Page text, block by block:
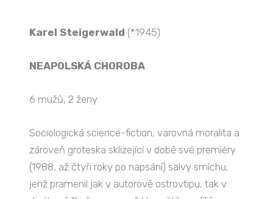
Karel Steigerwald (*1945)
NEAPOLSKÁ CHOROBA
6 mužů, 2 ženy
Sociologická science-fiction, varovná moralita a
zároveň groteska sklízející v době své premiéry
(1988, až čtyři roky po napsání) salvy smíchu,
jenž pramenil jak v autorově ostrovtipu, tak v